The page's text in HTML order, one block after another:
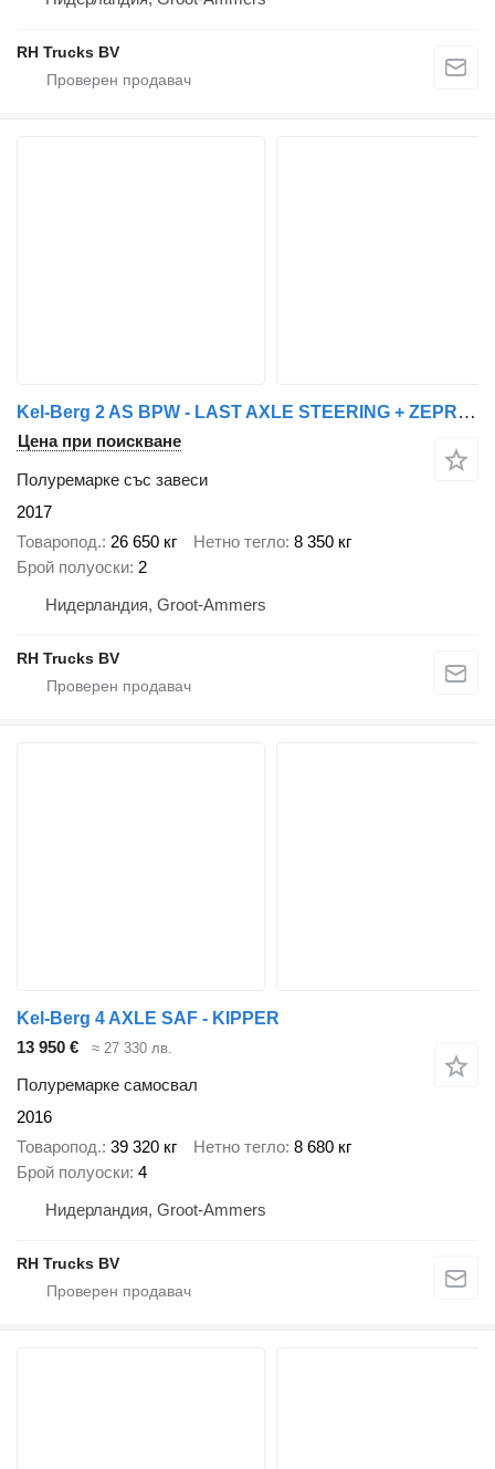
RH Trucks BV
Kel-Berg 2 AS BPW - LAST AXLE STEERING + ZEPRO 2500 KG LIFT
Цена при поискване
Полуремарке със завеси
2017
Товаропод. 26 650 кг Нетно тегло 8 350 кг
Брой полуоски 2
Нидерландия, Groot-Ammers
RH Trucks BV
Kel-Berg 4 AXLE SAF - KIPPER
13 950 €
≈ 27 330 лв.
Полуремарке самосвал
2016
Товаропод. 39 320 кг Нетно тегло 8 680 кг
Брой полуоски 4
Нидерландия, Groot-Ammers
RH Trucks BV